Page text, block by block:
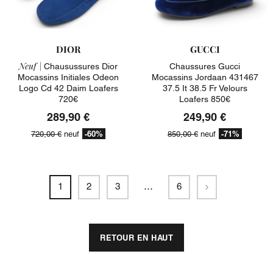
DIOR
Neuf | Chausussures Dior
Mocassins Initiales Odeon
Logo Cd 42 Daim Loafers
720€
289,90 €
720,00 € neuf -60%
GUCCI
Chaussures Gucci
Mocassins Jordaan 431467
37.5 It 38.5 Fr Velours
Loafers 850€
249,90 €
850,00 € neuf -71%
1 2 3 … 6 Suivant
RETOUR EN HAUT